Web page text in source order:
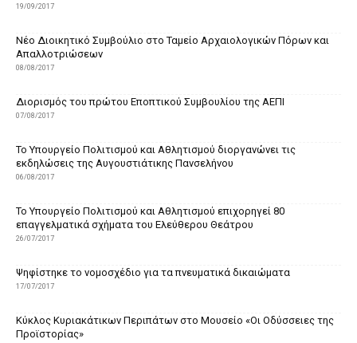
19/09/2017
Νέο Διοικητικό Συμβούλιο στο Ταμείο Αρχαιολογικών Πόρων και
Απαλλοτριώσεων
08/08/2017
Διορισμός του πρώτου Εποπτικού Συμβουλίου της ΑΕΠΙ
07/08/2017
Το Υπουργείο Πολιτισμού και Αθλητισμού διοργανώνει τις
εκδηλώσεις της Αυγουστιάτικης Πανσελήνου
06/08/2017
Το Υπουργείο Πολιτισμού και Αθλητισμού επιχορηγεί 80
επαγγελματικά σχήματα του Ελεύθερου Θεάτρου
26/07/2017
Ψηφίστηκε το νομοσχέδιο για τα πνευματικά δικαιώματα
17/07/2017
Κύκλος Κυριακάτικων Περιπάτων στο Μουσείο «Οι Οδύσσειες της
Προϊστορίας»